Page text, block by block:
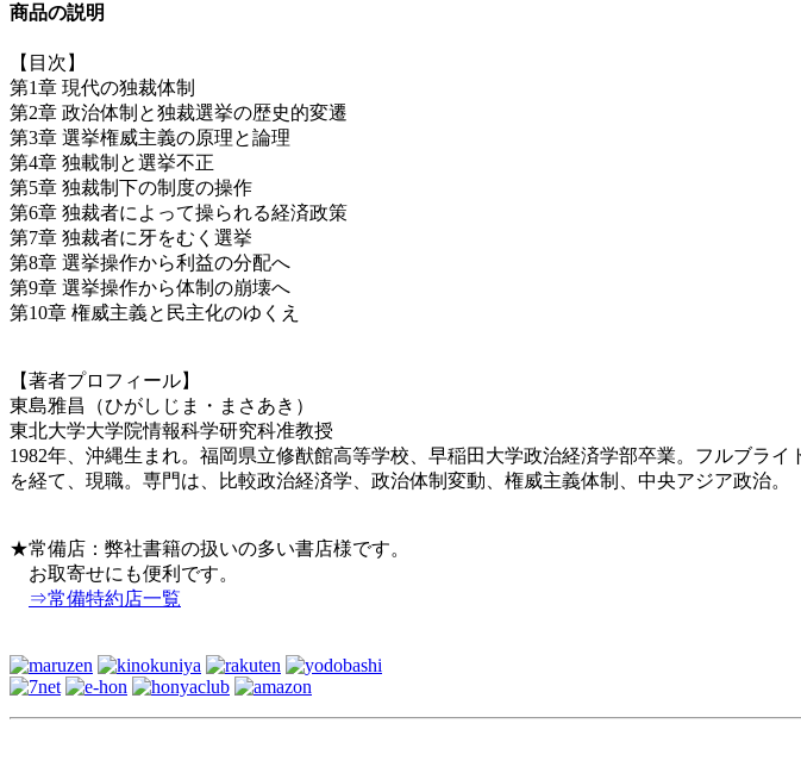
商品の説明
【目次】
第1章 現代の独裁体制
第2章 政治体制と独裁選挙の歴史的変遷
第3章 選挙権威主義の原理と論理
第4章 独載制と選挙不正
第5章 独裁制下の制度の操作
第6章 独裁者によって操られる経済政策
第7章 独裁者に牙をむく選挙
第8章 選挙操作から利益の分配へ
第9章 選挙操作から体制の崩壊へ
第10章 権威主義と民主化のゆくえ
【著者プロフィール】
東島雅昌（ひがしじま・まさあき）
東北大学大学院情報科学研究科准教授
1982年、沖縄生まれ。福岡県立修猷館高等学校、早稲田大学政治経済学部卒業。フルブラ
を経て、現職。専門は、比較政治経済学、政治体制変動、権威主義体制、中央アジア政治。
★常備店：弊社書籍の扱いの多い書店様です。
お取寄せにも便利です。
⇒常備特約店一覧